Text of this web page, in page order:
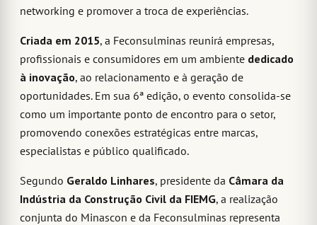
networking e promover a troca de experiências.
Criada em 2015, a Feconsulminas reunirá empresas,
profissionais e consumidores em um ambiente dedicado
à inovação, ao relacionamento e à geração de
oportunidades. Em sua 6ª edição, o evento consolida-se
como um importante ponto de encontro para o setor,
promovendo conexões estratégicas entre marcas,
especialistas e público qualificado.
Segundo Geraldo Linhares, presidente da Câmara da
Indústria da Construção Civil da FIEMG, a realização
conjunta do Minascon e da Feconsulminas representa